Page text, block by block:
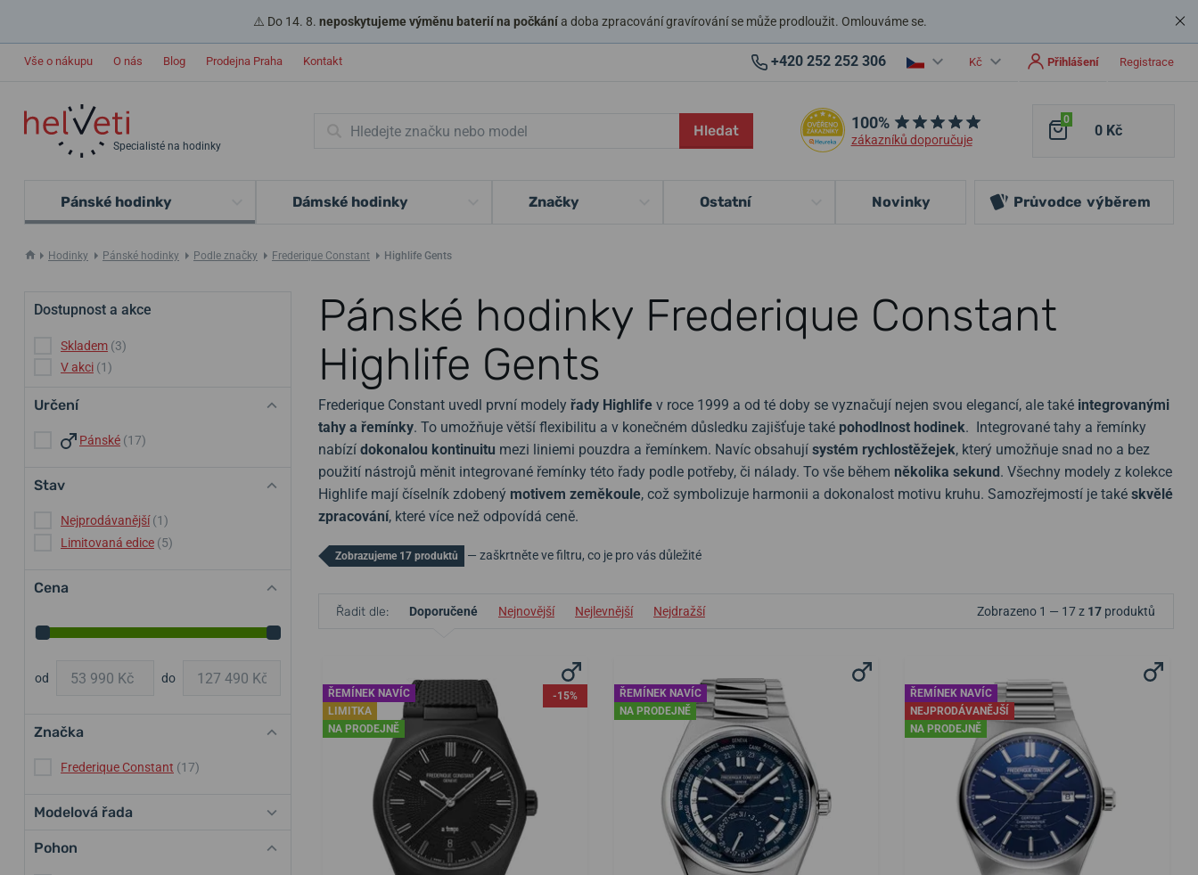
⚠️ Do 14. 8. neposkytujeme výměnu baterií na počkánía doba zpracování gravírování se může prodloužit. Omlouváme se.
Vše o nákupu O nás Blog Prodejna Praha Kontakt +420 252 252 306 Kč Přihlášení Registrace
Specialisté na hodinky
Hledat 100%
zákazníků doporučuje
0
0 Kč
Pánské hodinky Dámské hodinky Značky Ostatní Novinky Průvodce výběrem
Hodinky Pánské hodinky Podle značky Frederique Constant Highlife Gents
Pánské hodinky Frederique Constant
Highlife Gents
Frederique Constant uvedl první modely řady Highlife v roce 1999 a od té doby se vyznačují nejen svou elegancí, ale také integrovanými
tahy a řemínky. To umožňuje větší flexibilitu a v konečném důsledku zajišťuje také pohodlnost hodinek. Integrované tahy a řemínky
nabízí dokonalou kontinuitu mezi liniemi pouzdra a řemínkem. Navíc obsahují systém rychlostěžejek, který umožňuje snad no a bez
použití nástrojů měnit integrované řemínky této řady podle potřeby, či nálady. To vše během několika sekund. Všechny modely z kolekce
Highlife mají číselník zdobený motivem zeměkoule, což symbolizuje harmonii a dokonalost motivu kruhu. Samozřejmostí je také skvělé
zpracování, které více než odpovídá ceně.
Dostupnost a akce
Skladem (3)
V akci (1)
Určení
Pánské (17)
Stav
Nejprodávanější (1)
Limitovaná edice (5)
Cena
od do
Značka
Frederique Constant (17)
Modelová řada
Pohon
Zobrazujeme 17 produktů — zaškrtněte ve filtru, co je pro vás důležité
Řadit dle: Doporučené Nejnovější Nejlevnější Nejdražší Zobrazeno 1 — 17 z 17 produktů
ŘEMÍNEK NAVÍC
LIMITKA
NA PRODEJNĚ
-15%
ŘEMÍNEK NAVÍC
NA PRODEJNĚ
ŘEMÍNEK NAVÍC
NEJPRODÁVANĚJŠÍ
NA PRODEJNĚ